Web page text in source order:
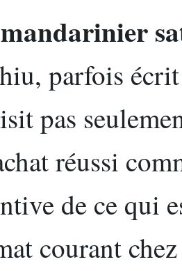
mandarinier
parfois
pas
réussi
de ce qui
courant